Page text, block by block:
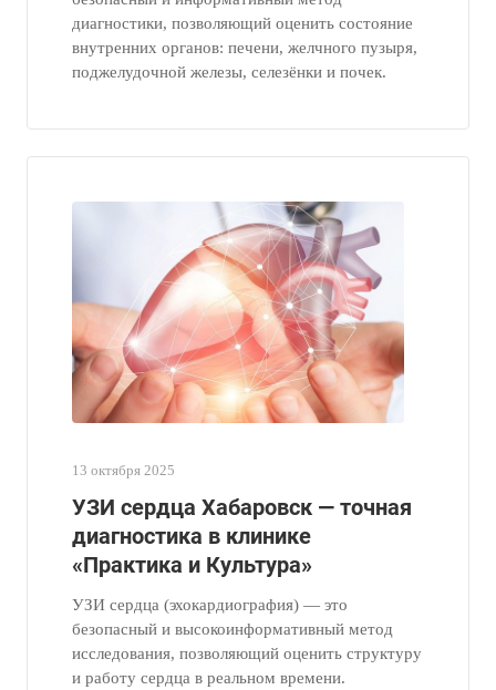
диагностики, позволяющий оценить состояние
внутренних органов: печени, желчного пузыря,
поджелудочной железы, селезёнки и почек.
13 октября 2025
УЗИ сердца Хабаровск — точная
диагностика в клинике
«Практика и Культура»
УЗИ сердца (эхокардиография) — это
безопасный и высокоинформативный метод
исследования, позволяющий оценить структуру
и работу сердца в реальном времени.